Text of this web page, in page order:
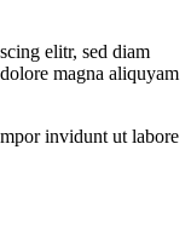
elitr, sed diam
magna aliquyam
invidunt ut labore